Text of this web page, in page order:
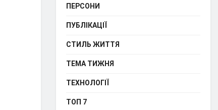
ПЕРСОНИ
ПУБЛІКАЦІЇ
СТИЛЬ ЖИТТЯ
ТЕМА ТИЖНЯ
ТЕХНОЛОГІЇ
ТОП 7